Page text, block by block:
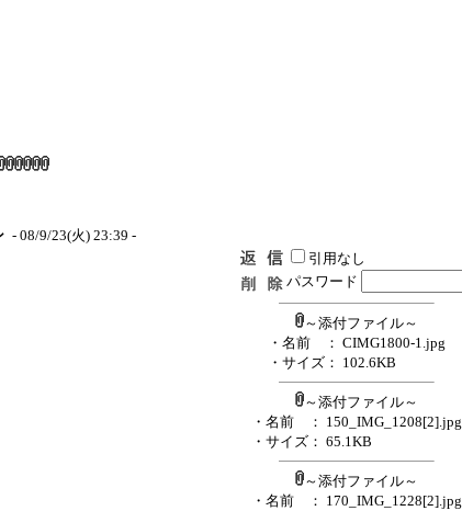
- 08/9/23(火) 23:39 -
引用なし
パスワード
～添付ファイル～
・名前
： CIMG1800-1.jpg
・サイズ ： 102.6KB
～添付ファイル～
・名前
： 150_IMG_1208[2].jpg
・サイズ ： 65.1KB
～添付ファイル～
・名前
： 170_IMG_1228[2].jpg